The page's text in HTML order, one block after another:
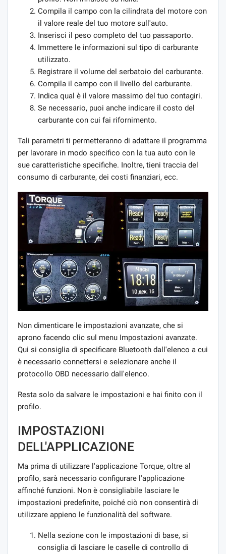
Compila il campo con la cilindrata del motore con
il valore reale del tuo motore sull'auto.
Inserisci il peso completo del tuo passaporto.
Immettere le informazioni sul tipo di carburante
utilizzato.
Registrare il volume del serbatoio del carburante.
Compila il campo con il livello del carburante.
Indica qual è il valore massimo del tuo contagiri.
Se necessario, puoi anche indicare il costo del
carburante con cui fai rifornimento.
Tali parametri ti permetteranno di adattare il programma
per lavorare in modo specifico con la tua auto con le
sue caratteristiche specifiche. Inoltre, tieni traccia del
consumo di carburante, dei costi finanziari, ecc.
Non dimenticare le impostazioni avanzate, che si
aprono facendo clic sul menu Impostazioni avanzate.
Qui si consiglia di specificare Bluetooth dall'elenco a cui
è necessario connettersi e selezionare anche il
protocollo OBD necessario dall'elenco.
Resta solo da salvare le impostazioni e hai finito con il
profilo.
IMPOSTAZIONI
DELL'APPLICAZIONE
Ma prima di utilizzare l'applicazione Torque, oltre al
profilo, sarà necessario configurare l'applicazione
affinché funzioni. Non è consigliabile lasciare le
impostazioni predefinite, poiché ciò non consentirà di
utilizzare appieno le funzionalità del software.
Nella sezione con le impostazioni di base, si
consiglia di lasciare le caselle di controllo di